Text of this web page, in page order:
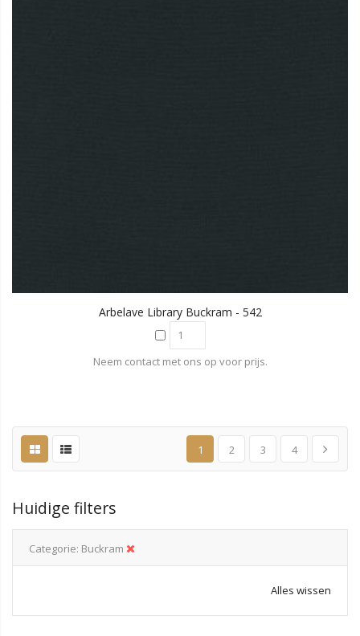
Arbelave Library Buckram - 542
Neem contact met ons op voor prijs.
1 2 3 4
Huidige filters
Categorie Buckram
Alles wissen